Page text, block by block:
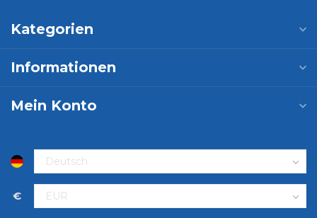
Kategorien
Informationen
Mein Konto
€